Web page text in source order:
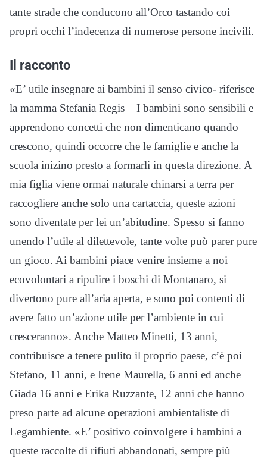
tante strade che conducono all’Orco tastando coi
propri occhi l’indecenza di numerose persone incivili.
Il racconto
«E’ utile insegnare ai bambini il senso civico- riferisce
la mamma Stefania Regis – I bambini sono sensibili e
apprendono concetti che non dimenticano quando
crescono, quindi occorre che le famiglie e anche la
scuola inizino presto a formarli in questa direzione. A
mia figlia viene ormai naturale chinarsi a terra per
raccogliere anche solo una cartaccia, queste azioni
sono diventate per lei un’abitudine. Spesso si fanno
unendo l’utile al dilettevole, tante volte può parer pure
un gioco. Ai bambini piace venire insieme a noi
ecovolontari a ripulire i boschi di Montanaro, si
divertono pure all’aria aperta, e sono poi contenti di
avere fatto un’azione utile per l’ambiente in cui
cresceranno». Anche Matteo Minetti, 13 anni,
contribuisce a tenere pulito il proprio paese, c’è poi
Stefano, 11 anni, e Irene Maurella, 6 anni ed anche
Giada 16 anni e Erika Ruzzante, 12 anni che hanno
preso parte ad alcune operazioni ambientaliste di
Legambiente. «E’ positivo coinvolgere i bambini a
queste raccolte di rifiuti abbandonati, sempre più